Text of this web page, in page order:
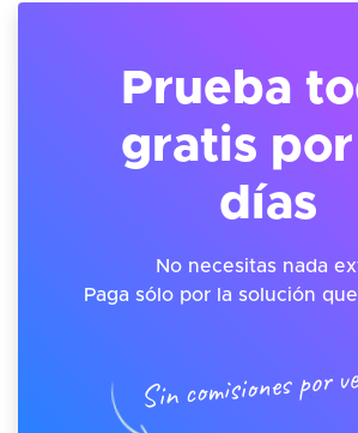
Prueba
gratis por
días
No necesitas nada
Paga sólo por la solución
Sin comisiones por